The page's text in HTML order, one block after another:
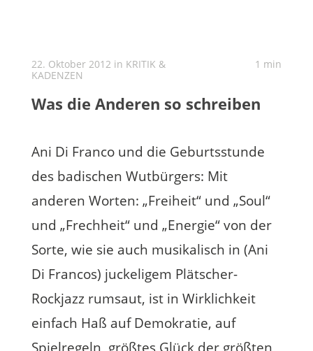
22. Oktober 2012 in KRITIK &
KADENZEN
1 min
Was die Anderen so schreiben
Ani Di Franco und die Geburtsstunde
des badischen Wutbürgers: Mit
anderen Worten: „Freiheit“ und „Soul“
und „Frechheit“ und „Energie“ von der
Sorte, wie sie auch musikalisch in (Ani
Di Francos) juckeligem Plätscher-
Rockjazz rumsaut, ist in Wirklichkeit
einfach Haß auf Demokratie, auf